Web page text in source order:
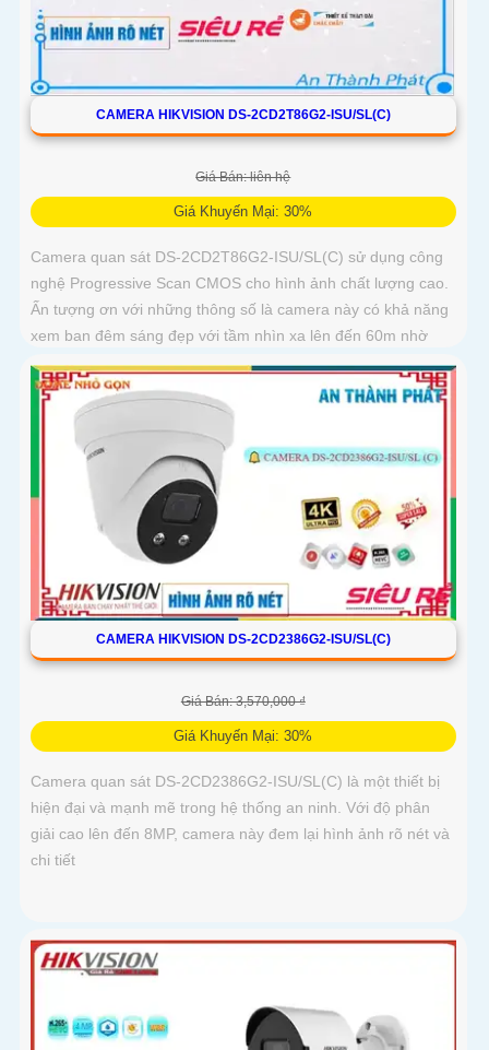
CAMERA HIKVISION DS-2CD2T86G2-ISU/SL(C)
Giá Bán: liên hệ
Giá Khuyến Mại: 30%
Camera quan sát DS-2CD2T86G2-ISU/SL(C) sử dụng công
nghệ Progressive Scan CMOS cho hình ảnh chất lượng cao.
Ấn tượng ơn với những thông số là camera này có khả năng
xem ban đêm sáng đẹp với tầm nhìn xa lên đến 60m nhờ
công nghệ Hồng Ngoại
CAMERA HIKVISION DS-2CD2386G2-ISU/SL(C)
Giá Bán: 3,570,000 ₫
Giá Khuyến Mại: 30%
Camera quan sát DS-2CD2386G2-ISU/SL(C) là một thiết bị
hiện đại và mạnh mẽ trong hệ thống an ninh. Với độ phân
giải cao lên đến 8MP, camera này đem lại hình ảnh rõ nét và
chi tiết